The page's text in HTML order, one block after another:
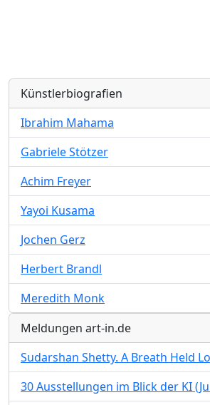
Künstlerbiografien
Ibrahim Mahama
Gabriele Stötzer
Achim Freyer
Yayoi Kusama
Jochen Gerz
Herbert Brandl
Meredith Monk
Meldungen art-in.de
Sudarshan Shetty. A Breath Held
30 Ausstellungen im Blick der KI